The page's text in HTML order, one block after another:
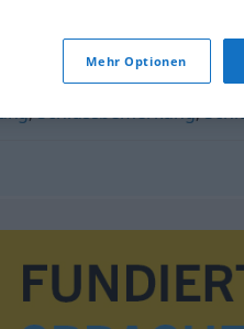
,Schlussbemerkung,
Mehr Optionen